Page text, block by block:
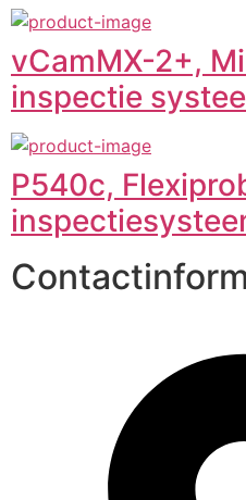
vCamMX-2+,
inspectie
P540c,